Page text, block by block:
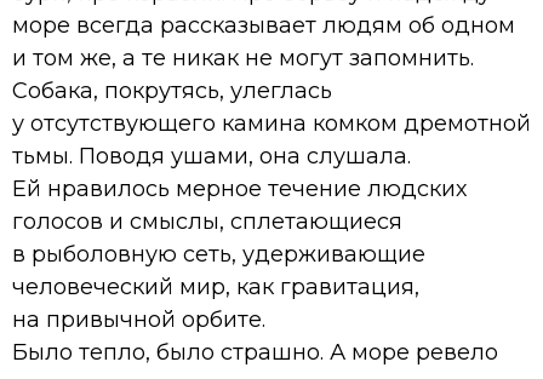
море всегда рассказывает людям об одном
и том же, а те никак не могут запомнить.
Собака, покрутясь, улеглась
у отсутствующего камина комком дремотной
тьмы. Поводя ушами, она слушала.
Ей нравилось мерное течение людских
голосов и смыслы, сплетающиеся
в рыболовную сеть, удерживающие
человеческий мир, как гравитация,
на привычной орбите.
Было тепло, было страшно. А море ревело